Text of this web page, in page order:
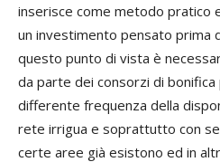
inserisce come metodo pratico
un investimento pensato prima
questo punto di vista è
da parte dei consorzi di
differente frequenza della
rete irrigua e soprattutto con
certe aree già esistono ed in